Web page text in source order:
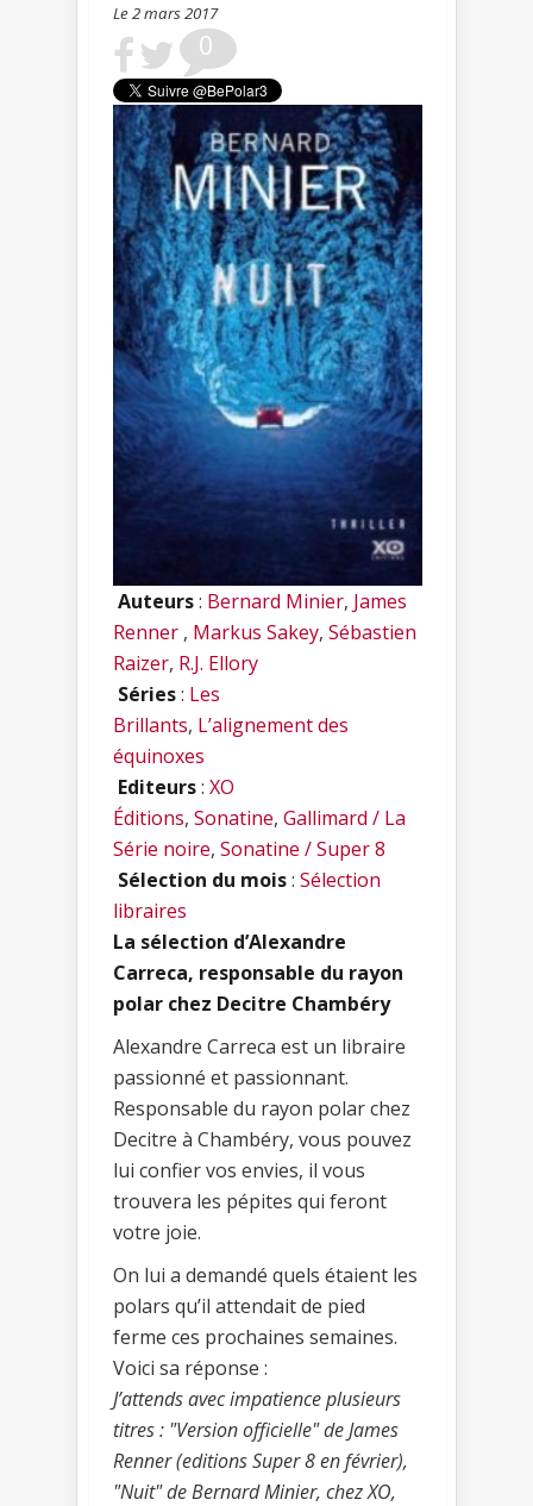
Le 2 mars 2017
0
Auteurs: Bernard Minier, James
Renner , Markus Sakey, Sébastien
Raizer, R.J. Ellory
Séries: Les
Brillants, L’alignement des
équinoxes
Editeurs: XO
Éditions, Sonatine, Gallimard / La
Série noire, Sonatine / Super 8
Sélection du mois: Sélection
libraires
La sélection d’Alexandre
Carreca, responsable du rayon
polar chez Decitre Chambéry
Alexandre Carreca est un libraire
passionné et passionnant.
Responsable du rayon polar chez
Decitre à Chambéry, vous pouvez
lui confier vos envies, il vous
trouvera les pépites qui feront
votre joie.
On lui a demandé quels étaient les
polars qu’il attendait de pied
ferme ces prochaines semaines.
Voici sa réponse :
J’attends avec impatience plusieurs
titres : "Version officielle" de James
Renner (editions Super 8 en février),
"Nuit" de Bernard Minier, chez XO,